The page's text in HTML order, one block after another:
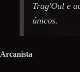
Trag'Oul e
únicos.
Arcanista